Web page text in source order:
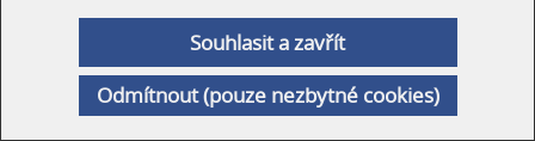
© Unihal 2014
Created byArtWeby| Powered by ArtCMS
Odmítnout (pouze nezbytné cookies)
Souhlasit a zavřít